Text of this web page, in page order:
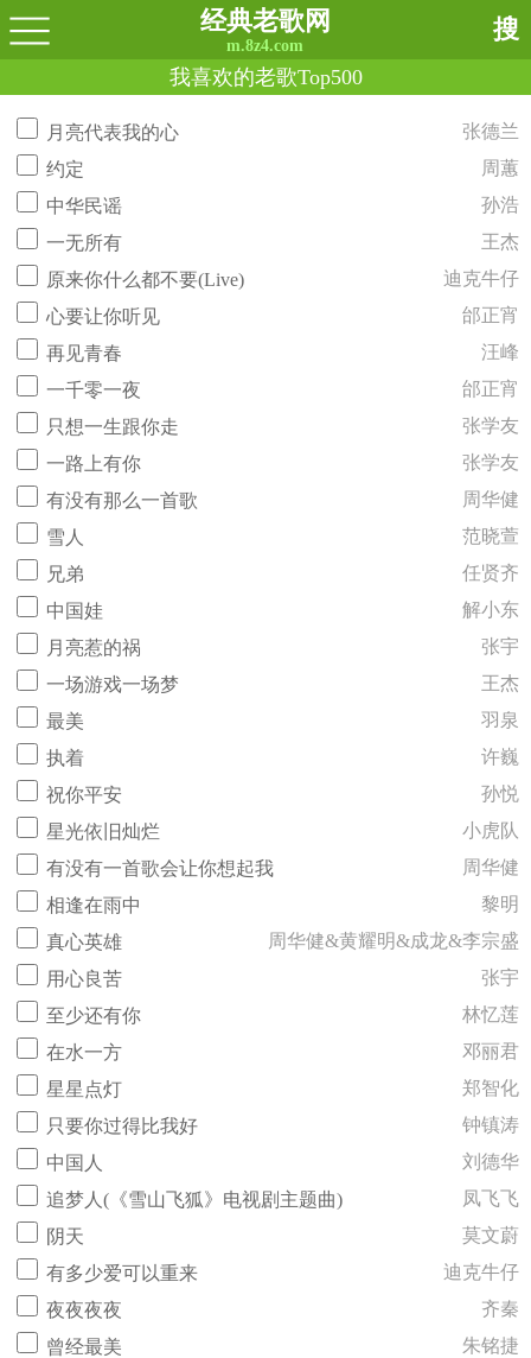
经典老歌网
m.8z4.com
搜
我喜欢的老歌Top500
月亮代表我的心
张德兰
约定
周蕙
中华民谣
孙浩
一无所有
王杰
原来你什么都不要(Live)
迪克牛仔
心要让你听见
邰正宵
再见青春
汪峰
一千零一夜
邰正宵
只想一生跟你走
张学友
一路上有你
张学友
有没有那么一首歌
周华健
雪人
范晓萱
兄弟
任贤齐
中国娃
解小东
月亮惹的祸
张宇
一场游戏一场梦
王杰
最美
羽泉
执着
许巍
祝你平安
孙悦
星光依旧灿烂
小虎队
有没有一首歌会让你想起我
周华健
相逢在雨中
黎明
真心英雄
周华健&黄耀明&成龙&李宗盛
用心良苦
张宇
至少还有你
林忆莲
在水一方
邓丽君
星星点灯
郑智化
只要你过得比我好
钟镇涛
中国人
刘德华
追梦人(《雪山飞狐》电视剧主题曲)
凤飞飞
阴天
莫文蔚
有多少爱可以重来
迪克牛仔
夜夜夜夜
齐秦
曾经最美
朱铭捷